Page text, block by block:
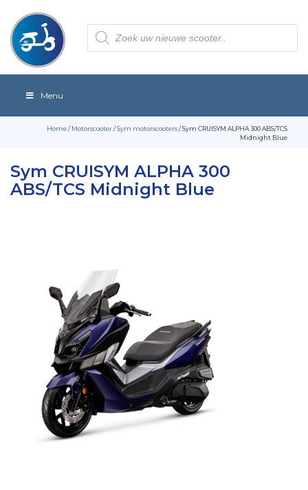
Producten
zoeken
Menu
Home/Motorscooter/Sym motorscooters/ Sym CRUISYM ALPHA 300 ABS/TCS
Midnight Blue
Sym CRUISYM ALPHA 300
ABS/TCS Midnight Blue